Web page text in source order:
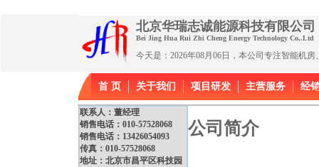
北京华瑞志诚能源科技有限公
Bei Jing Hua Rui Zhi Cheng Energy Technology Co,.Ltd
今天是：2026年08月06日，本公司专注智能机
首 页 关于我们 项目研发 主营服务 经
联系人：董经理
销售电话：010-57528068
销售电话：13426054093
传真：010-57528068
地址：北京市昌平区科技园
公司简介